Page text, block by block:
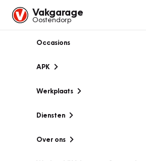
Vakgarage
Oostendorp
Occasions
APK
Werkplaats
Diensten
Over ons